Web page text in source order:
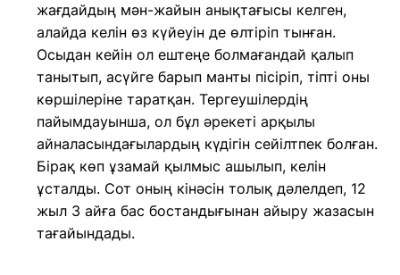
жағдайдың мән-жайын анықтағысы келген,
алайда келін өз күйеуін де өлтіріп тынған.
Осыдан кейін ол ештеңе болмағандай қалып
танытып, асүйге барып манты пісіріп, тіпті оны
көршілеріне таратқан. Тергеушілердің
пайымдауынша, ол бұл әрекеті арқылы
айналасындағылардың күдігін сейілтпек болған.
Бірақ көп ұзамай қылмыс ашылып, келін
ұсталды. Сот оның кінәсін толық дәлелдеп, 12
жыл 3 айға бас бостандығынан айыру жазасын
тағайындады.